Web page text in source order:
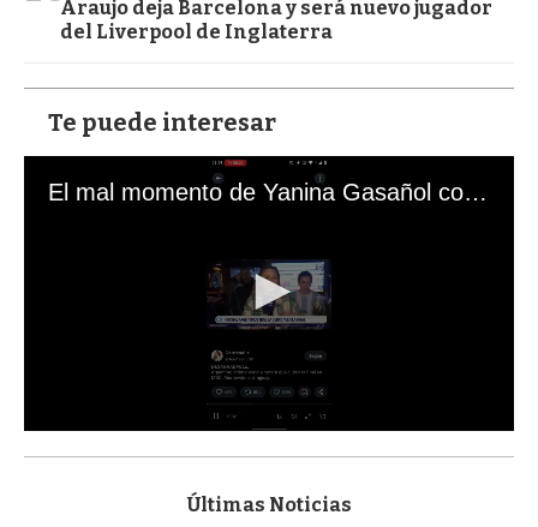
Araujo deja Barcelona y será nuevo jugador
del Liverpool de Inglaterra
Te puede interesar
El mal momento de Yanina Gasañol con un hincha argentino en "Subrayado"
s
Últimas Noticias